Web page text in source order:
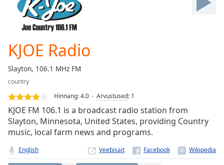
Skip
Current
Time 0:00
Duration
Loaded:
0.00%
Stream
TypeLIVE
Seek to
currently
behind
liveLIVE
KJOE Radio
Slayton, 106.1 MHz FM
country
Hinnang:4.0 Arvustused: 1
KJOE FM 106.1 is a broadcast radio station from
Slayton, Minnesota, United States, providing Country
music, local farm news and programs.
English Veebisait